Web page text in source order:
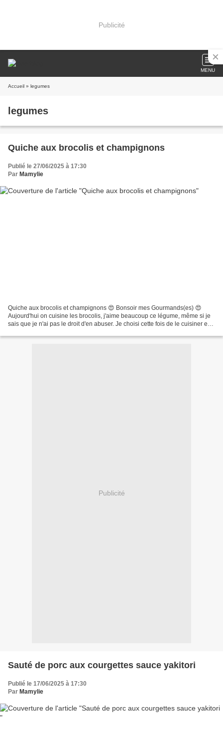
Publicité
MENU
Accueil » legumes
legumes
Quiche aux brocolis et champignons
Publié le 27/06/2025 à 17:30
Par Mamylie
Quiche aux brocolis et champignons 😍 Bonsoir mes Gourmands(es) 😍
Aujourd'hui on cuisine les brocolis, j'aime beaucoup ce légume, même si je
sais que je n'ai pas le droit d'en abuser. Je choisi cette fois de le cuisiner en
Publicité
Sauté de porc aux courgettes sauce yakitori
Publié le 17/06/2025 à 17:30
Par Mamylie